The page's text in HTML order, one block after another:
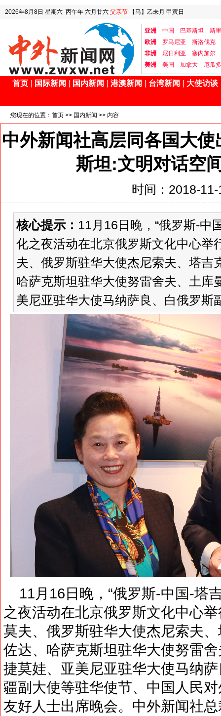
2026年8月8日 星期六 丙午年 六月廿六 父亲节 【马】乙未月 甲寅日
亚洲 中国 巴基斯坦
斯
欧洲
罗马尼亚
斯洛伐克
非洲
尼日利亚
塞内加尔
美洲
美国 加拿大 厄瓜
首页 国际新闻 国内新闻 港澳新闻 台湾新闻 大使访谈
您现在的位置： 首页 >> 国内新闻 >> 内容
中外新闻社高层同各国大
斯坦:文明对话空
时间：2018-
核心提示： 11月16日晚，“俄罗斯-中
化之夜活动在北京俄罗斯文化中心举
夫、俄罗斯驻华大使杰尼索夫、塔吉
哈萨克斯坦驻华大使努雷舍夫、土库
美尼亚驻华大使马纳萨良、白俄罗斯
11月16日晚，“俄罗斯-中国-塔
之夜活动在北京俄罗斯文化中心
莫夫、俄罗斯驻华大使杰尼索夫
佐达、哈萨克斯坦驻华大使努雷
捷莫娃、亚美尼亚驻华大使马纳
疆副大使等驻华使节、中国人民
友好人士出席晚会。中外新闻社